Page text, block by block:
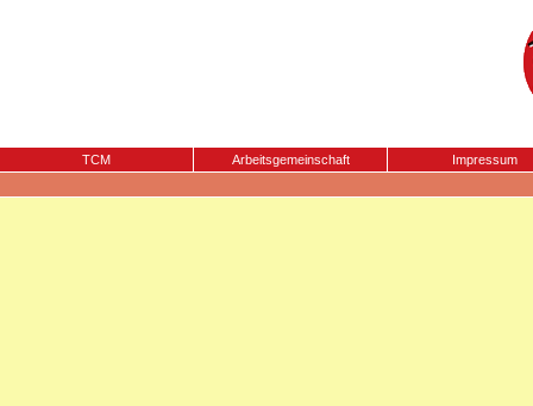
TCM Arbeitsgemeinschaft Impressum